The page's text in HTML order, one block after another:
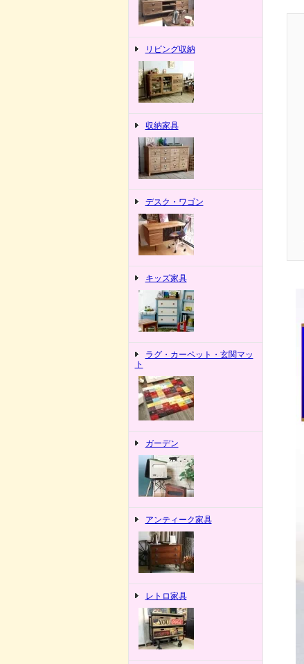
リビング収納
収納家具
デスク・ワゴン
キッズ家具
ラグ・カーペット・玄関マッ
ト
ガーデン
アンティーク家具
レトロ家具